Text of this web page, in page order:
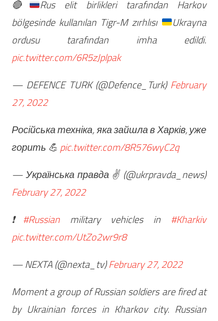
🔴
Rus elit birlikleri tarafından Harkov
bölgesinde kullanılan Tigr-M zırhlısı
Ukrayna
ordusu tarafından imha edildi.
pic.twitter.com/6R5zJplpak
— DEFENCE TURK (@Defence_Turk) February
27, 2022
Російська техніка, яка зайшла в Харків, уже
горить 💪 pic.twitter.com/8R576wyC2q
— Українська правда ✌️ (@ukrpravda_news)
February 27, 2022
❗ #Russianmilitary vehicles in #Kharkiv
pic.twitter.com/UtZo2wr9r8
— NEXTA (@nexta_tv)February 27, 2022
Moment a group of Russian soldiers are fired at
by Ukrainian forces in Kharkov city. Russian